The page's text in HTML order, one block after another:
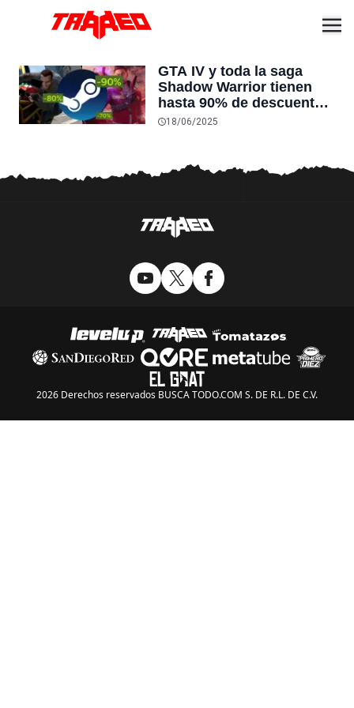
GTA IV y toda la saga
Shadow Warrior tienen
hasta 90% de descuento
en Steam
18/06/2025
2026 Derechos reservados BUSCA TODO.COM S. DE R.L. DE C.V.